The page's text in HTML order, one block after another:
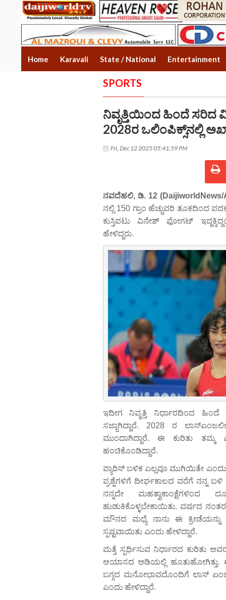
Home Karavali State / National Entertainment
SPORTS
ನಿವೃತ್ತಿಯಿಂದ ಹಿಂದೆ ಸರಿದ
2028ರ ಒಲಿಂಪಿಕ್ಸ್‌ನಲ್ಲಿ
Fri, Dec 12 2025 05:41:59 PM
ನವದೆಹಲಿ, ಡಿ. 12 (DaijiworldNews/
ನಲ್ಲಿ 150 ಗ್ರಾಂ ಹೆಚ್ಚುವರಿ ತೂಕದಿಂದ
ಕುಸ್ತಿಪಟು ವಿನೇಶ್ ಫೋಗಟ್
ಹೇಳಿದ್ದರು.
ಇದೀಗ ನಿವೃತ್ತಿ ನಿರ್ಧಾರದಿಂದ ಹಿಂದೆ
ಸಜ್ಜಾಗಿದ್ದಾರೆ. 2028 ರ
ಮುಂದಾಗಿದ್ದಾರೆ. ಈ ಕುರಿತು ತಮ್ಮ
ಹಂಚಿಕೊಂಡಿದ್ದಾರೆ.
ಪ್ಯಾರಿಸ್‌ ಬಳಿಕ ಎಲ್ಲವೂ ಮುಗಿಯಿತೇ ಎಂದು
ಪ್ರಶ್ನೆಗಳಿಗೆ ದೀರ್ಘಕಾಲದ ವರೆಗೆ ನನ್ನ ಬಳಿ
ನನ್ನದೇ ಮಹತ್ವಾಕಾಂಕ್ಷೆಗಳಿಂದ
ಹುಡುಕಿಕೊಳ್ಳಬೇಕಾಯಿತು. ವರ್ಷದ
ಮೌನದ ಮಧ್ಯೆ ನಾನು ಈ ಕ್ರೀಡೆಯನ್ನು
ಸ್ಪಷ್ಟವಾಯಿತು ಎಂದು ಹೇಳಿದ್ದಾರೆ.
ಮತ್ತೆ ಸ್ಪರ್ಧಿಸುವ ನಿರ್ಧಾರದ ಕುರಿತು
ಆಯಾಸದ ಅಡಿಯಲ್ಲಿ
ಬಗ್ಗದ ಮನೋಭಾವದೊಂದಿಗೆ ಲಾಸ್
ಎಂದು ಹೇಳಿದ್ದಾರೆ.